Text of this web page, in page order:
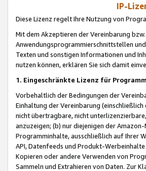
IP-
Diese Lizenz regelt Ihre Nutzung von
Mit dem Akzeptieren der Vereinbarung
Anwendungsprogrammierschnittstellen
Texten und sonstigen Informationen und
nutzen können, erklären Sie sich damit
1. Eingeschränkte Lizenz für
Vorbehaltlich der Bedingungen der
Einhaltung der Vereinbarung
nicht übertragbare, nicht
anzuzeigen; (b) nur diejenigen der
Programminhalte, ausschließlich auf Ihrer
API, Datenfeeds und Produkt-
Kopieren oder andere Verwenden von
Sammeln und Extrahieren von Daten. Zur